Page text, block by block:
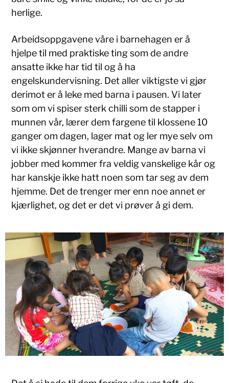
herlige.
Arbeidsoppgavene våre i barnehagen er å
hjelpe til med praktiske ting som de andre
ansatte ikke har tid til og å ha
engelskundervisning. Det aller viktigste vi gjør
derimot er å leke med barna i pausen. Vi later
som om vi spiser sterk chilli som de stapper i
munnen vår, lærer dem fargene til klossene 10
ganger om dagen, lager mat og ler mye selv om
vi ikke skjønner hverandre. Mange av barna vi
jobber med kommer fra veldig vanskelige kår og
har kanskje ikke hatt noen som tar seg av dem
hjemme. Det de trenger mer enn noe annet er
kjærlighet, og det er det vi prøver å gi dem.